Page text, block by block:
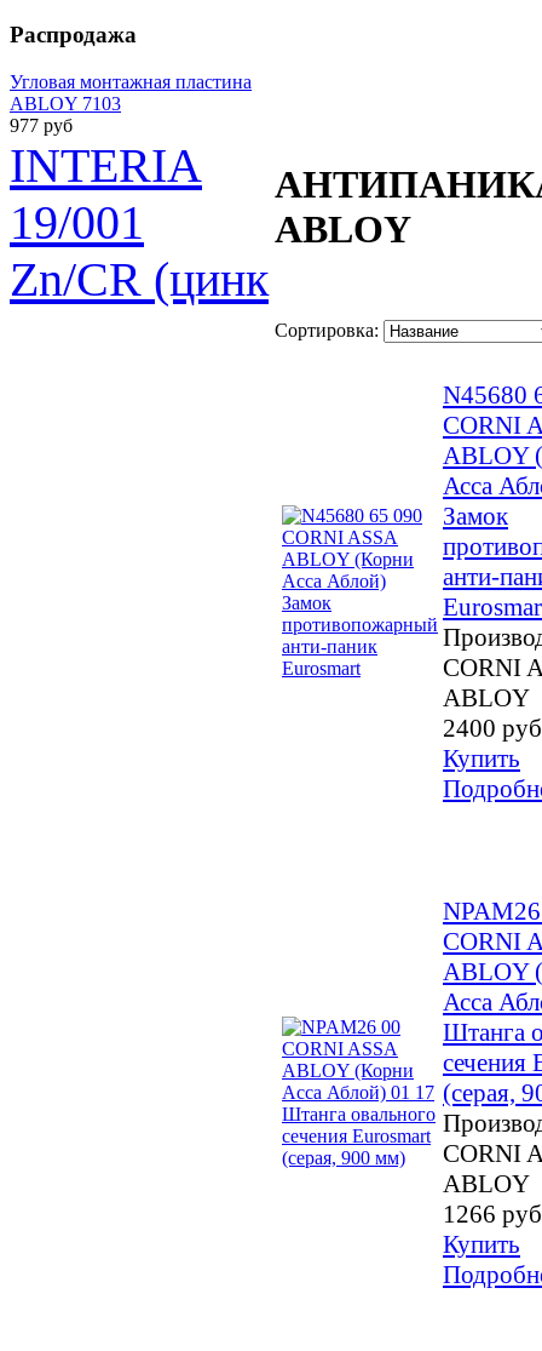
Распродажа
Угловая монтажная пластина
ABLOY 7103
977 руб
АНТИПАНИКА
ABLOY
Сортировка:
N45680
CORNI
ABLOY
Асса
Замок
анти-
CORNI
ABLOY
2400 руб
Купить
CORNI
ABLOY
Асса
Штанга
сечения
(серая,
CORNI
ABLOY
1266 руб
Купить
INTERIA
19/001
Zn/CR (цинк